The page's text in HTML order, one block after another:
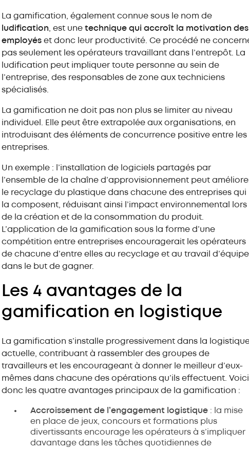
La gamification, également connue sous le nom de
ludification, est une technique qui accroît la motivation des
employés et donc leur productivité. Ce procédé ne
pas seulement les opérateurs travaillant dans l’entrepôt. La
ludification peut impliquer toute personne au sein de
l’entreprise, des responsables de zone aux techniciens
spécialisés.
La gamification ne doit pas non plus se limiter au niveau
individuel. Elle peut être extrapolée aux organisations, en
introduisant des éléments de concurrence positive entre les
entreprises.
Un exemple : l’installation de logiciels partagés par
l’ensemble de la chaîne d’approvisionnement peut
le recyclage du plastique dans chacune des entreprises qui
la composent, réduisant ainsi l’impact environnemental lors
de la création et de la consommation du produit.
L’application de la gamification sous la forme d’une
compétition entre entreprises encouragerait les opérateurs
de chacune d’entre elles au recyclage et au travail d’équipe
dans le but de gagner.
Les 4 avantages de la
gamification en logistique
La gamification s’installe progressivement dans la
actuelle, contribuant à rassembler des groupes de
travailleurs et les encourageant à donner le meilleur d’eux-
mêmes dans chacune des opérations qu’ils effectuent. Voici
donc les quatre avantages principaux de la gamification :
Accroissement de l’engagement logistique : la mise
en place de jeux, concours et formations plus
divertissants encourage les opérateurs à s’impliquer
davantage dans les tâches quotidiennes de